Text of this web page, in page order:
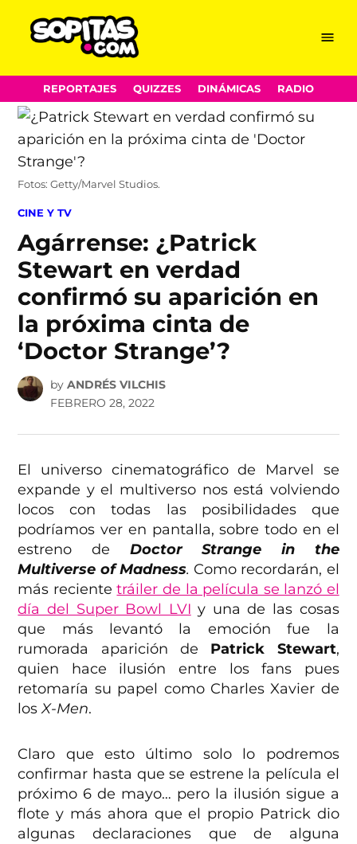
Skip
to
content
Menu
REPORTAJES QUIZZES DINÁMICAS RADIO
Fotos: Getty/Marvel Studios.
POSTED
CINE Y TV
Agárrense: ¿Patrick
Stewart en verdad
confirmó su aparición en
la próxima cinta de
‘Doctor Strange’?
by ANDRÉS VILCHIS
FEBRERO 28, 2022
El universo cinematográfico de Marvel se
expande y el multiverso nos está volviendo
locos con todas las posibilidades que
podríamos ver en pantalla, sobre todo en el
estreno de Doctor Strange in the
Multiverse of Madness. Como recordarán, el
más recientetráiler de la película se lanzó el
día del Super Bowl LVI y una de las cosas
que más levantó la emoción fue la
rumorada aparición de Patrick Stewart,
quien hace ilusión entre los fans pues
retomaría su papel como Charles Xavier de
losX-Men.
Claro que esto último solo lo podremos
confirmar hasta que se estrene la película el
próximo 6 de mayo… pero la ilusión sigue a
flote y más ahora que el propio Patrick dio
algunas declaraciones que de alguna